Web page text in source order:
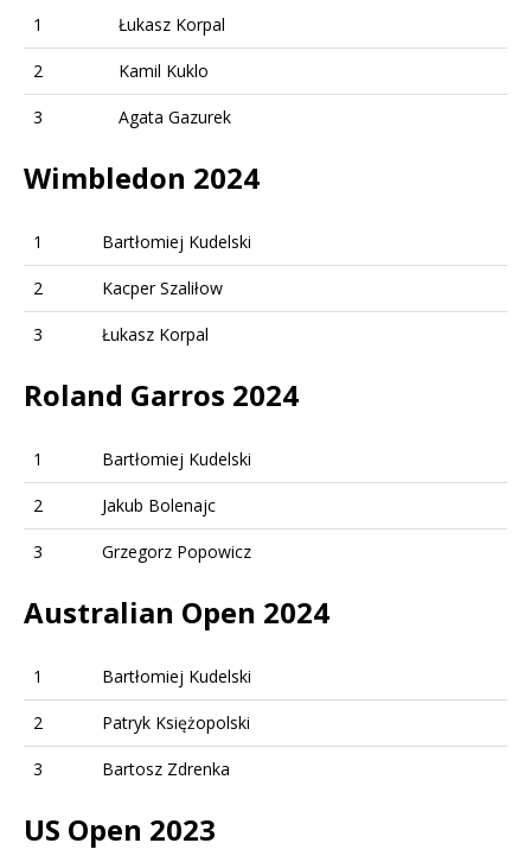
1 Łukasz Korpal
2 Kamil Kuklo
3 Agata Gazurek
Wimbledon 2024
1 Bartłomiej Kudelski
2 Kacper Szaliłow
3 Łukasz Korpal
Roland Garros 2024
1 Bartłomiej Kudelski
2 Jakub Bolenajc
3 Grzegorz Popowicz
Australian Open 2024
1 Bartłomiej Kudelski
2 Patryk Księżopolski
3 Bartosz Zdrenka
US Open 2023